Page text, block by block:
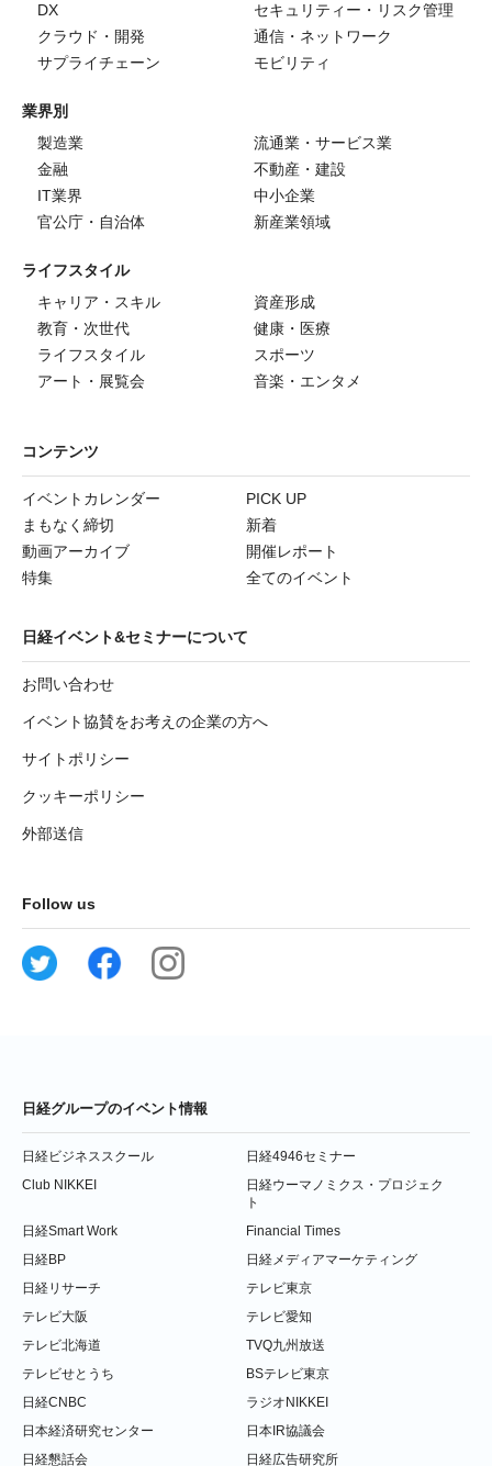
DX
セキュリティー・リスク管理
クラウド・開発
通信・ネットワーク
サプライチェーン
モビリティ
業界別
製造業
流通業・サービス業
金融
不動産・建設
IT業界
中小企業
官公庁・自治体
新産業領域
ライフスタイル
キャリア・スキル
資産形成
教育・次世代
健康・医療
ライフスタイル
スポーツ
アート・展覧会
音楽・エンタメ
コンテンツ
イベントカレンダー
PICK UP
まもなく締切
新着
動画アーカイブ
開催レポート
特集
全てのイベント
日経イベント&セミナーについて
お問い合わせ
イベント協賛をお考えの企業の方へ
サイトポリシー
クッキーポリシー
外部送信
Follow us
日経グループのイベント情報
日経ビジネススクール
日経4946セミナー
Club NIKKEI
日経ウーマノミクス・プロジェク
ト
日経Smart Work
Financial Times
日経BP
日経メディアマーケティング
日経リサーチ
テレビ東京
テレビ大阪
テレビ愛知
テレビ北海道
TVQ九州放送
テレビせとうち
BSテレビ東京
日経CNBC
ラジオNIKKEI
日本経済研究センター
日本IR協議会
日経懇話会
日経広告研究所